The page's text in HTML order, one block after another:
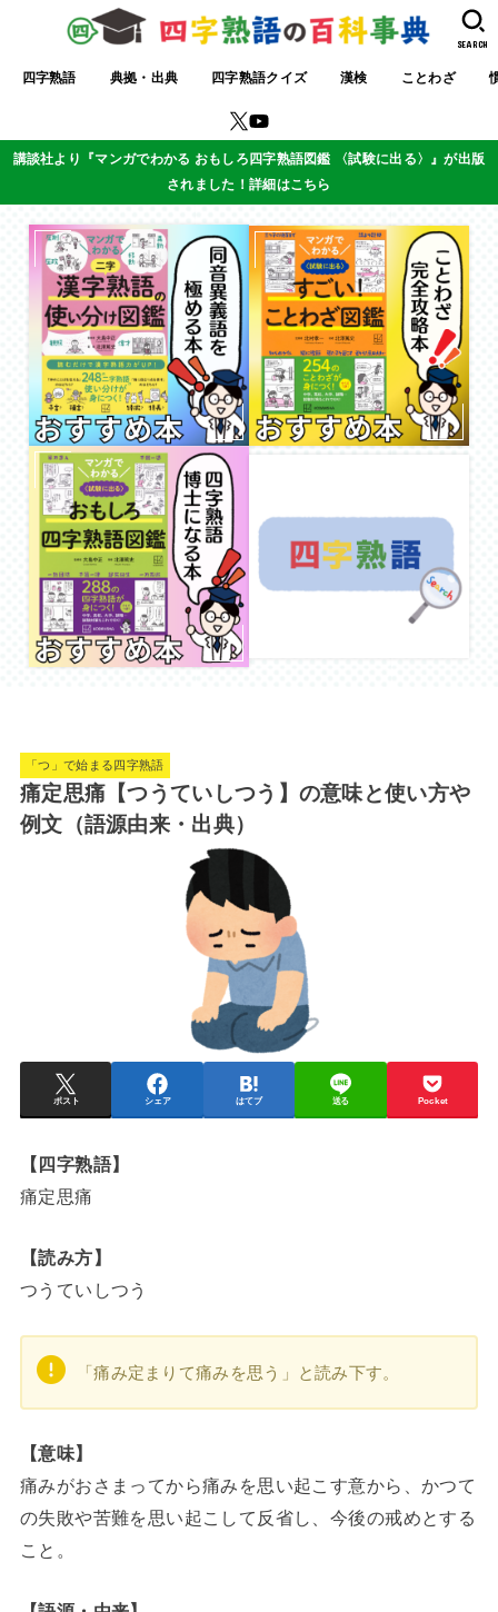
四字熟語 典拠・出典 四字熟語クイズ 漢検 ことわざ
SEARCH
講談社より『マンガでわかる おもしろ四字熟語図鑑 〈試験に出る〉』が出版
されました！詳細はこちら
「つ」で始まる四字熟語
痛定思痛【つうていしつう】の意味と使い方や
例文（語源由来・出典）
ポスト シェア はてブ 送る Pocket
【四字熟語】
痛定思痛
【読み方】
つうていしつう
「痛み定まりて痛みを思う」と読み下す。
【意味】
痛みがおさまってから痛みを思い起こす意から、かつて
の失敗や苦難を思い起こして反省し、今後の戒めとする
こと。